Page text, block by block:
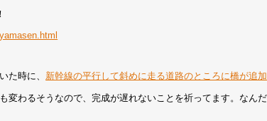
た時に、 新幹線の平行して斜めに走る道路のところに橋が追加
変わるそうなので、完成が遅れないことを祈ってます。なん